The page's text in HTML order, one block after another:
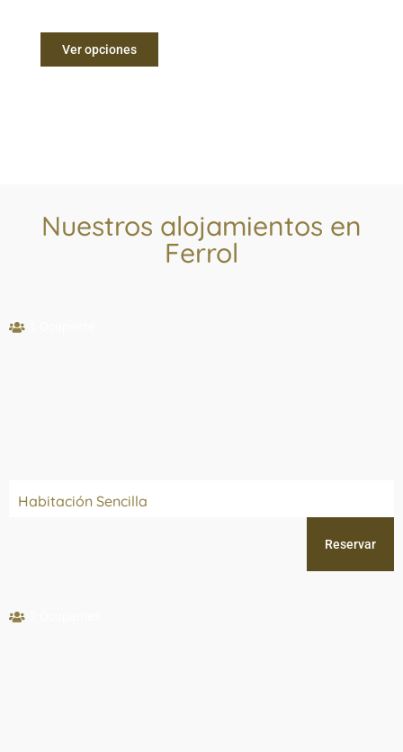
Ver opciones
Nuestros alojamientos en
Ferrol
Habitación Sencilla
Reservar